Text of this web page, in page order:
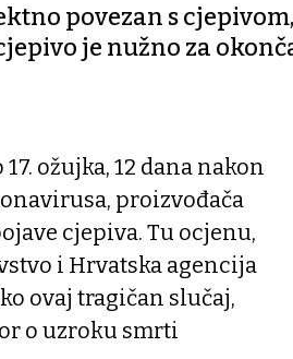
povezan s
je nužno za
ožujka, 12 dana nakon
proizvođača
cjepiva. Tu ocjenu,
i Hrvatska agencija
ovaj tragičan slučaj,
o uzroku smrti